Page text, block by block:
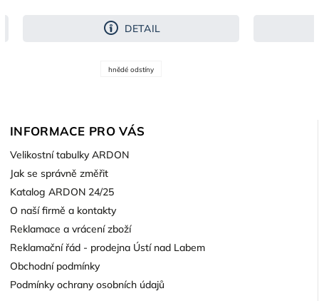
DETAIL
hnědé odstíny
INFORMACE PRO VÁS
Velikostní tabulky ARDON
Jak se správně změřit
Katalog ARDON 24/25
O naší firmě a kontakty
Reklamace a vrácení zboží
Reklamační řád - prodejna Ústí nad Labem
Obchodní podmínky
Podmínky ochrany osobních údajů